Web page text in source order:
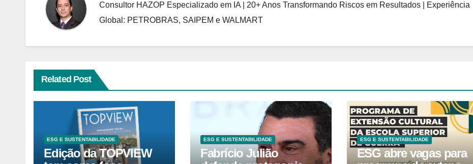
Consultor HAZOP Especializado em IA | 20+ Anos Transformando Riscos em Resultados | Experiência
Global: PETROBRAS, SAIPEM e WALMART
Related Post
ESG E SUSTENTABILIDADE
Edição da TOPVIEW
ESG E SUSTENTABILIDADE
Fabrício Julião
ESG E SUSTENTABILIDADE
ESG abre vagas para